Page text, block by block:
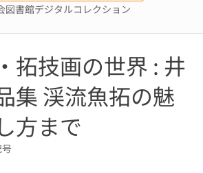
図書館デジタルコレクション
拓技画の世界 : 井
集 渓流魚拓の魅
方まで